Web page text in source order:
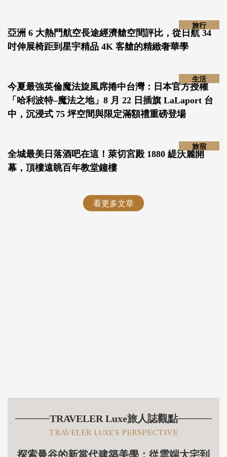
亞洲 6 大熱門航空長途經濟艙空間評比，從日航 34
旅行
今夏最強英倫魔法旋風席捲中台灣：日本官方授權
「哈利波特–魔法之地」8 月 22 日插旗 LaLaport
生活
全城最美日落酒吧在這！萊切宮殿 1880 緹沃麗開
旅宿
TRAVELER Luxe旅人誌觀點
TRAVELER Luxe's PERSPECTIVE